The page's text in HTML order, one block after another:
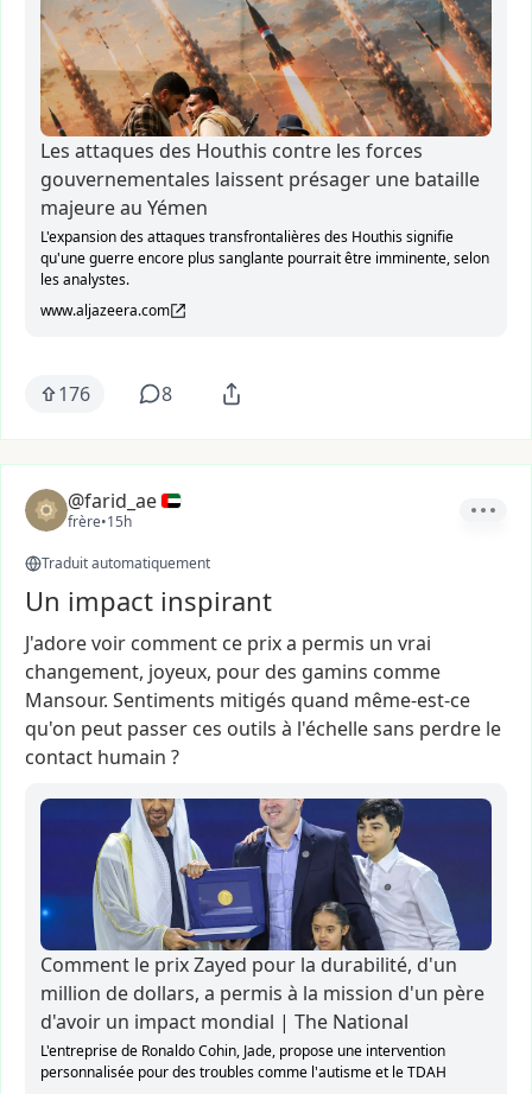
Les attaques des Houthis contre les forces
gouvernementales laissent présager une bataille
majeure au Yémen
L'expansion des attaques transfrontalières des Houthis signifie
qu'une guerre encore plus sanglante pourrait être imminente, selon
les analystes.
www.aljazeera.com
176 8
@farid_ae
frère•15h
Traduit automatiquement
Un impact inspirant
J'adorevoir comment ce prixa permis un vrai
changement, joyeux, pour des gamins comme
Mansour. Sentiments mitigés quand même-est-ce
qu'on peut passer ces outils à l'échellesans perdre le
contact humain ?
Comment le prix Zayed pour la durabilité, d'un
million de dollars, a permis à la mission d'un père
d'avoir un impact mondial | The National
L'entreprise de Ronaldo Cohin, Jade, propose une intervention
personnalisée pour des troubles comme l'autisme et le TDAH